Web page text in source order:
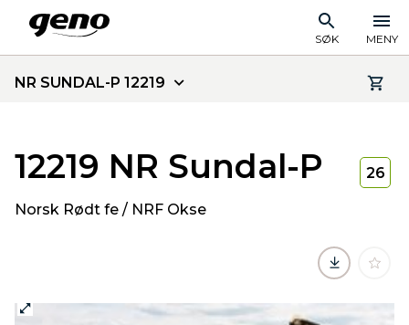
SØK MENY
NR SUNDAL-P 12219
12219 NR Sundal-P
Norsk Rødt fe / NRF Okse
26